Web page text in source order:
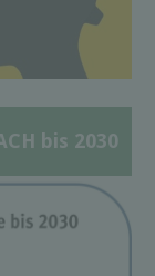
bis 2030